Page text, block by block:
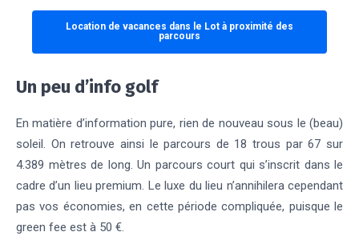
Location de vacances dans le Lot à proximité des
parcours
Un peu d’info golf
En matière d’information pure, rien de nouveau sous le (beau)
soleil. On retrouve ainsi le parcours de 18 trous par 67 sur
4.389 mètres de long. Un parcours court qui s’inscrit dans le
cadre d’un lieu premium. Le luxe du lieu n’annihilera cependant
pas vos économies, en cette période compliquée, puisque le
green fee est à 50 €.